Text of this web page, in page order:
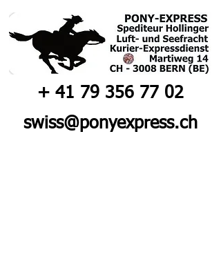
+ 41 79 356 77 02
swiss@ponyexpress.ch